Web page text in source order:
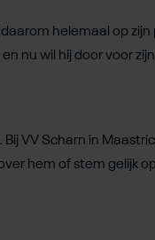
helemaal op zijn
nu wil hij door voor
VV Scharn in
hem of stem gelijk